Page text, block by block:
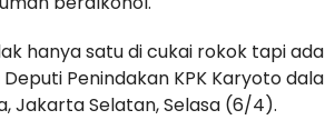
hanya satu di cukai rokok tapi
Penindakan KPK Karyoto
Jakarta Selatan, Selasa (6/4).